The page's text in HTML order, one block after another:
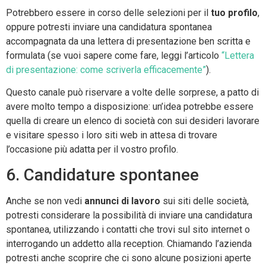
Potrebbero essere in corso delle selezioni per il tuo profilo,
oppure potresti inviare una candidatura spontanea
accompagnata da una lettera di presentazione ben scritta e
formulata (se vuoi sapere come fare, leggi l’articolo “Lettera
di presentazione: come scriverla efficacemente”).
Questo canale può riservare a volte delle sorprese, a patto di
avere molto tempo a disposizione: un’idea potrebbe essere
quella di creare un elenco di società con sui desideri lavorare
e visitare spesso i loro siti web in attesa di trovare
l’occasione più adatta per il vostro profilo.
6. Candidature spontanee
Anche se non vedi annunci di lavoro sui siti delle società,
potresti considerare la possibilità di inviare una candidatura
spontanea, utilizzando i contatti che trovi sul sito internet o
interrogando un addetto alla reception. Chiamando l’azienda
potresti anche scoprire che ci sono alcune posizioni aperte